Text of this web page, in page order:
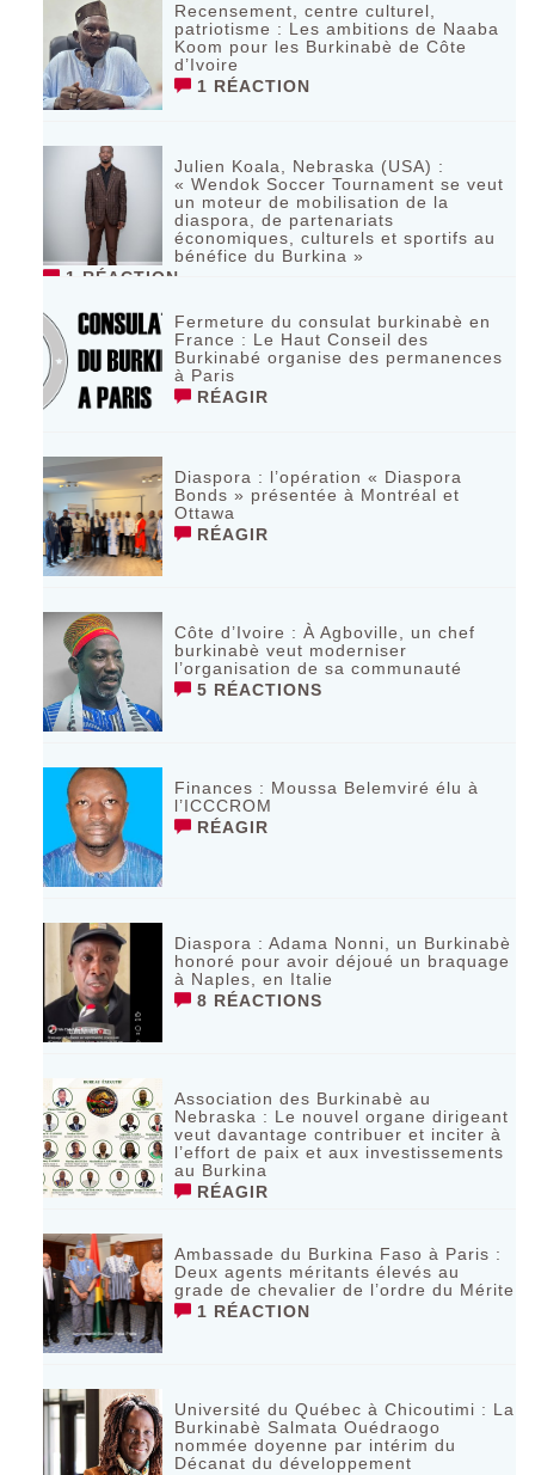
Recensement, centre culturel,
patriotisme : Les ambitions de Naaba
Koom pour les Burkinabè de Côte
d’Ivoire
1 RÉACTION
Julien Koala, Nebraska (USA) :
« Wendok Soccer Tournament se veut
un moteur de mobilisation de la
diaspora, de partenariats
économiques, culturels et sportifs au
bénéfice du Burkina »
1 RÉACTION
Fermeture du consulat burkinabè en
France : Le Haut Conseil des
Burkinabé organise des permanences
à Paris
RÉAGIR
Diaspora : l’opération « Diaspora
Bonds » présentée à Montréal et
Ottawa
RÉAGIR
Côte d’Ivoire : À Agboville, un chef
burkinabè veut moderniser
l’organisation de sa communauté
5 RÉACTIONS
Finances : Moussa Belemviré élu à
l’ICCCROM
RÉAGIR
Diaspora : Adama Nonni, un Burkinabè
honoré pour avoir déjoué un braquage
à Naples, en Italie
8 RÉACTIONS
Association des Burkinabè au
Nebraska : Le nouvel organe dirigeant
veut davantage contribuer et inciter à
l’effort de paix et aux investissements
au Burkina
RÉAGIR
Ambassade du Burkina Faso à Paris :
Deux agents méritants élevés au
grade de chevalier de l’ordre du Mérite
1 RÉACTION
Université du Québec à Chicoutimi : La
Burkinabè Salmata Ouédraogo
nommée doyenne par intérim du
Décanat du développement